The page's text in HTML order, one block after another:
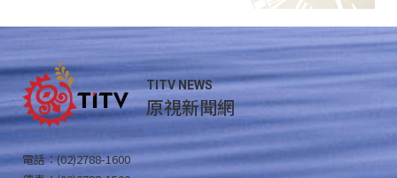
TITV NEWS
原視新聞網
電話：(02)2788-1600